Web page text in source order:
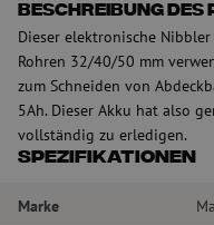
Beschreibung
Dieser elektronische
Rohren 32/40/50 mm
zum Schneiden von
5Ah. Dieser Akku hat also
vollständig zu erledigen.
Spezifikationen
Marke